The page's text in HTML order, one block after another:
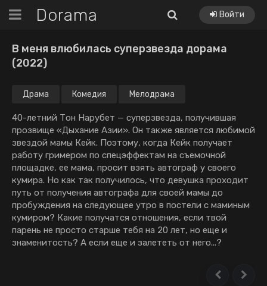
Dorama Войти
В меня влюбилась суперзвезда дорама
(2022)
Драма Комедия Мелодрама
40-летний Тон Нарубет — суперзвезда, получившая
прозвище «Дыхание Азии». Он также является любимой
звездой мамы Кейк. Поэтому, когда Кейк получает
работу гримером по спецэффектам на съемочной
площадке, ее мама, просит взять автограф у своего
кумира. Но как так получилось, что девушка проходит
путь от получения автографа для своей мамы до
пробуждения на следующее утро в постели с маминым
кумиром? Какие получатся отношения, если твой
парень не просто старше тебя на 20 лет, но еще и
знаменитость? А если еще и залететь от него...?